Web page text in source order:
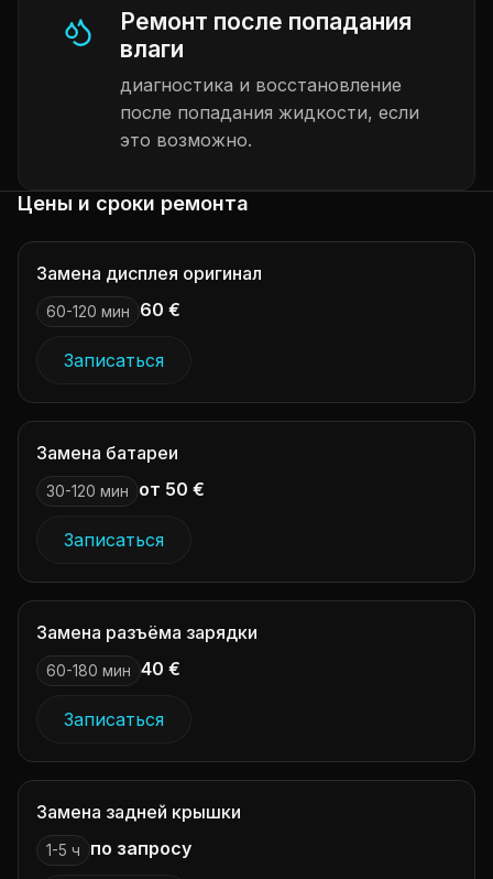
Ремонт после попадания
влаги
диагностика и восстановление
после попадания жидкости, если
это возможно.
Цены и сроки ремонта
Замена дисплея оригинал
60-120 мин 60 €
Записаться
Замена батареи
30-120 мин от 50 €
Записаться
Замена разъёма зарядки
60-180 мин 40 €
Записаться
Замена задней крышки
1-5 ч по запросу